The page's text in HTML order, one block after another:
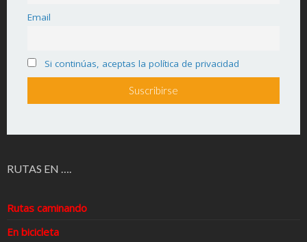
Email
Si continúas, aceptas la política de privacidad
RUTAS EN ….
Rutas caminando
En bicicleta